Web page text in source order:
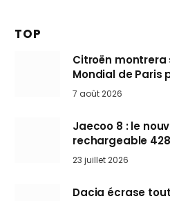
TOP
Citroën montrera
Mondial de Paris
Mini désertent le
7 août 2026
Jaecoo 8 : le
rechargeable 428
arrive en Europe
23 juillet 2026
Dacia écrase